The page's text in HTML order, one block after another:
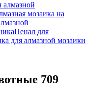
алмазной
мозаика на
Пенал для
для алмазной мозаики
709